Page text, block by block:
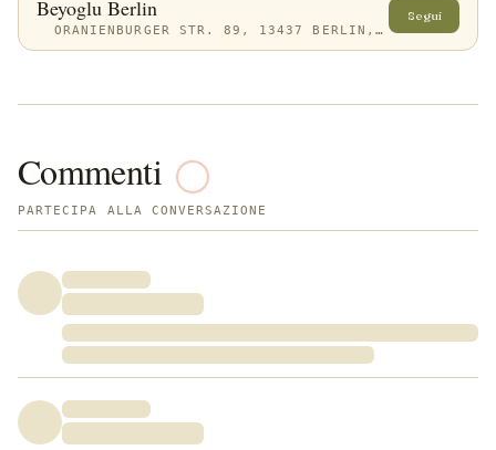
Beyoglu Berlin
ORANIENBURGER STR. 89, 13437 BERLIN, GERMANY
Segui
Commenti
PARTECIPA ALLA CONVERSAZIONE